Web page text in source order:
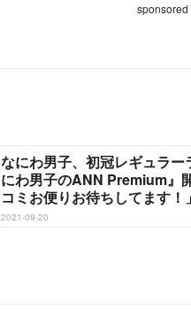
sponsored
なにわ男子、初冠レギュラー
にわ男子のANN Premium』
コミお便りお待ちしてます！」
2021-09-20